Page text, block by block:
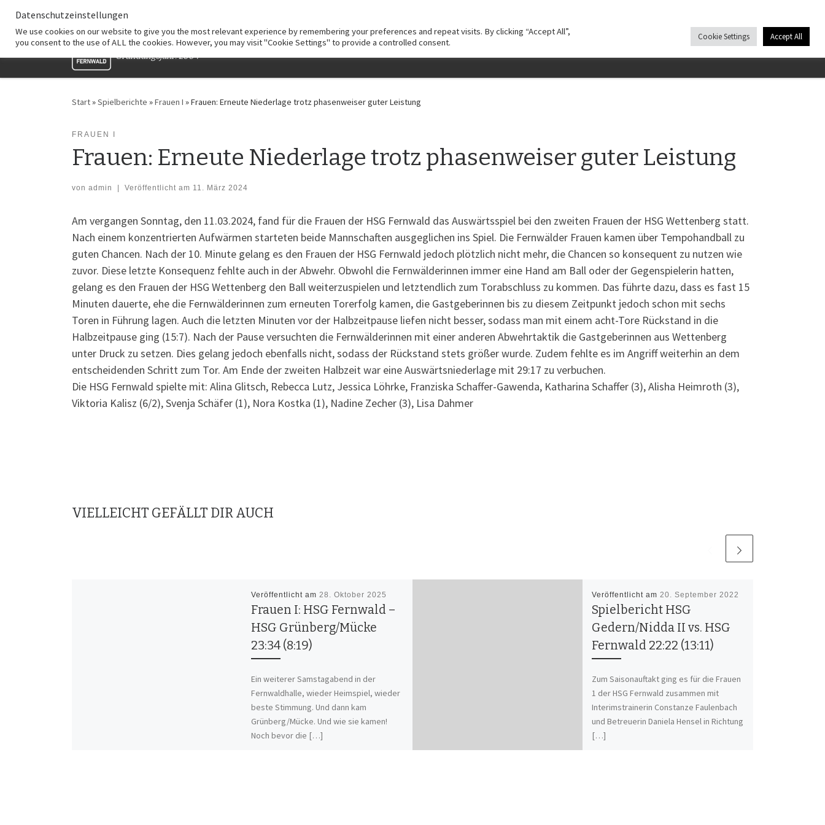
Zum Inhalt springen HSG Fernwald
Gründungsjahr: 2004
JUGEND SPIELBERICHTE MITGLIED WERDEN
Search
Start»Spielberichte »Frauen I »Frauen: Erneute Niederlage trotz phasenweiser guter Leistung
FRAUEN I
Frauen: Erneute Niederlage trotz phasenweiser guter Leistung
von admin | Veröffentlicht am 11. März 2024
Am vergangen Sonntag, den 11.03.2024, fand für die Frauen der HSG Fernwald das Auswärtsspiel bei den zweiten Frauen der HSG Wettenberg statt.
Nach einem konzentrierten Aufwärmen starteten beide Mannschaften ausgeglichen ins Spiel. Die Fernwälder Frauen kamen über Tempohandball zu
guten Chancen. Nach der 10. Minute gelang es den Frauen der HSG Fernwald jedoch plötzlich nicht mehr, die Chancen so konsequent zu nutzen wie
zuvor. Diese letzte Konsequenz fehlte auch in der Abwehr. Obwohl die Fernwälderinnen immer eine Hand am Ball oder der Gegenspielerin hatten,
gelang es den Frauen der HSG Wettenberg den Ball weiterzuspielen und letztendlich zum Torabschluss zu kommen. Das führte dazu, dass es fast 15
Minuten dauerte, ehe die Fernwälderinnen zum erneuten Torerfolg kamen, die Gastgeberinnen bis zu diesem Zeitpunkt jedoch schon mit sechs
Toren in Führung lagen. Auch die letzten Minuten vor der Halbzeitpause liefen nicht besser, sodass man mit einem acht-Tore Rückstand in die
Halbzeitpause ging (15:7). Nach der Pause versuchten die Fernwälderinnen mit einer anderen Abwehrtaktik die Gastgeberinnen aus Wettenberg
unter Druck zu setzen. Dies gelang jedoch ebenfalls nicht, sodass der Rückstand stets größer wurde. Zudem fehlte es im Angriff weiterhin an dem
entscheidenden Schritt zum Tor. Am Ende der zweiten Halbzeit war eine Auswärtsniederlage mit 29:17 zu verbuchen.
Die HSG Fernwald spielte mit: Alina Glitsch, Rebecca Lutz, Jessica Löhrke, Franziska Schaffer-Gawenda, Katharina Schaffer (3), Alisha Heimroth (3),
Viktoria Kalisz (6/2), Svenja Schäfer (1), Nora Kostka (1), Nadine Zecher (3), Lisa Dahmer
VIELLEICHT GEFÄLLT DIR AUCH
Veröffentlicht am 28. Oktober 2025
Frauen I: HSG Fernwald –
HSG Grünberg/Mücke
23:34 (8:19)
Ein weiterer Samstagabend in der
Fernwaldhalle, wieder Heimspiel, wieder
beste Stimmung. Und dann kam
Grünberg/Mücke. Und wie sie kamen!
Noch bevor die […]
Veröffentlicht am 20. September 2022
Spielbericht HSG
Gedern/Nidda II vs. HSG
Fernwald 22:22 (13:11)
Zum Saisonauftakt ging es für die Frauen
1 der HSG Fernwald zusammen mit
Interimstrainerin Constanze Faulenbach
und Betreuerin Daniela Hensel in Richtung
[…]
Datenschutzeinstellungen
We use cookies on our website to give you the most relevant experience by remembering your preferences and repeat visits. By clicking “Accept All”,
you consent to the use of ALL the cookies. However, you may visit "Cookie Settings" to provide a controlled consent.
Cookie Settings Accept All